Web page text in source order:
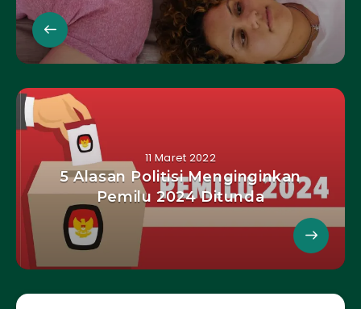
11 Maret 2022
5 Alasan Politisi Menginginkan
Pemilu 2024 Ditunda